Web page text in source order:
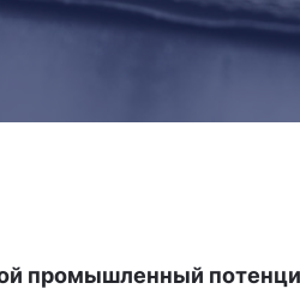
промышленный